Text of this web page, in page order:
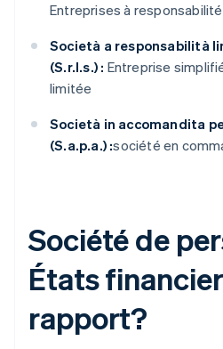
Entreprises à
Società a responsabilità
(S.r.l.s.) : Entreprise
limitée
Società in accomandita
(S.a.p.a.) :société en
Société de
États
rapport?